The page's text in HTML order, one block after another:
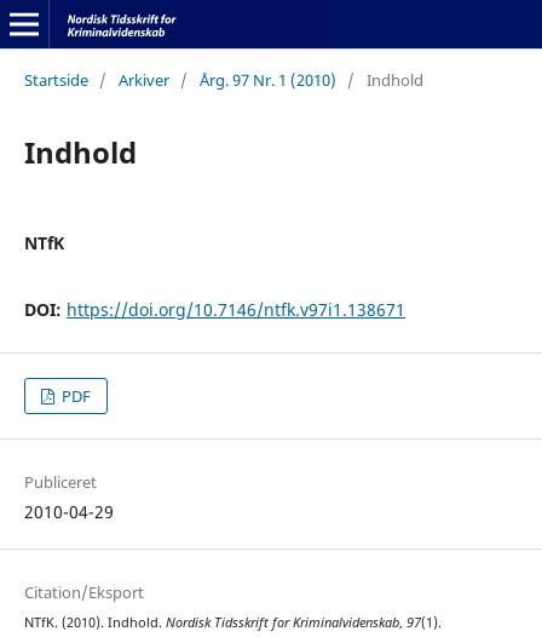
Startside / Arkiver / Årg. 97 Nr. 1 (2010) / Indhold
Indhold
NTfK
DOI: https://doi.org/10.7146/ntfk.v97i1.138671
PDF
Publiceret
2010-04-29
Citation/Eksport
NTfK. (2010). Indhold. Nordisk Tidsskrift for Kriminalvidenskab, 97(1).